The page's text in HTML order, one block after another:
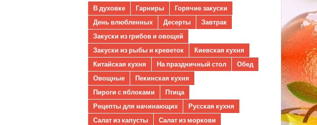
В духовке Гарниры
Горячие закуски
День влюбленных
Десерты
Завтрак
Закуски из грибов и овощей
Закуски из рыбы и креветок
Киевская кухня
Китайская кухня
На праздничный стол
Обед
Овощные
Пекинская кухня
Пироги с яблоками
Птица
Рецепты для начинающих
Русская кухня
Салат из капусты
Салат из моркови